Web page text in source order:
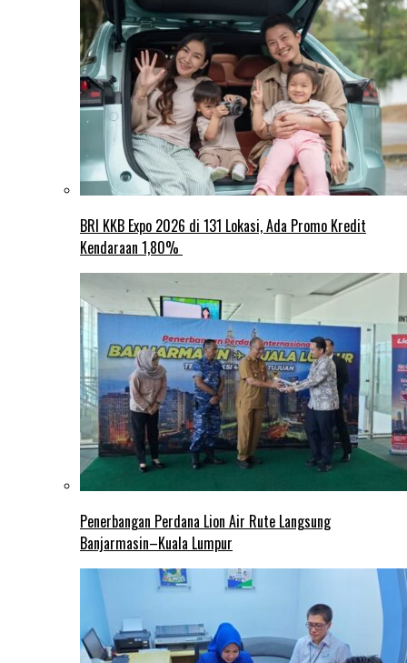
BRI KKB Expo 2026 di 131 Lokasi, Ada Promo Kredit
Kendaraan 1,80%
Penerbangan Perdana Lion Air Rute Langsung
Banjarmasin–Kuala Lumpur